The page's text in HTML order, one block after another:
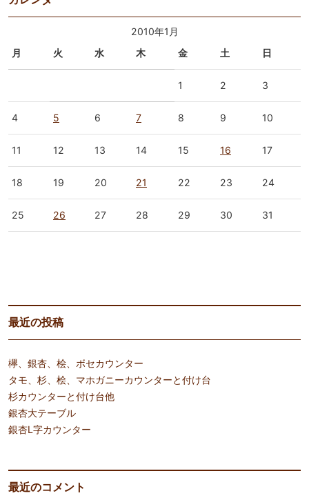
2010年1月
月
火 水 木 金 土 日
1 2 3
4 5 6 7 8 9 10
11 12 13 14 15 16 17
18 19 20 21 22 23 24
25 26 27 28 29 30 31
最近の投稿
欅、銀杏、桧、ボセカウンター
タモ、杉、桧、マホガニーカウンターと付け台
杉カウンターと付け台他
銀杏大テーブル
銀杏L字カウンター
最近のコメント